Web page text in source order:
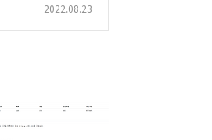
2022.08.23